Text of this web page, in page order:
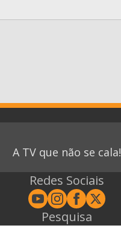
A TV que não se cala!
Redes Sociais
Pesquisa